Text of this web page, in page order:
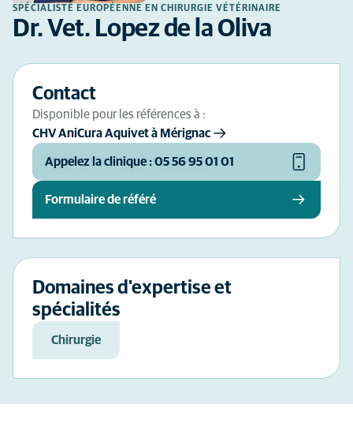
SPÉCIALISTE EUROPÉENNE EN CHIRURGIE VÉTÉRINAIRE
Dr. Vet. Lopez de la Oliva
Contact
Disponible pour les références à :
CHV AniCura Aquivet à Mérignac
Appelez la clinique : 05 56 95 01 01
Formulaire de référé
Domaines d'expertise et
spécialités
Chirurgie